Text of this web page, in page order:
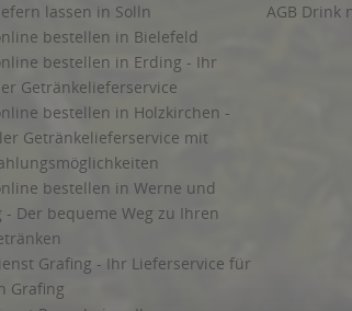
lassen in Solln
bestellen in Bielefeld
bestellen in Erding - Ihr
Getränkelieferservice
bestellen in Holzkirchen -
Getränkelieferservice mit
bestellen in Werne und
- Der bequeme Weg zu Ihren
Grafing - Ihr Lieferservice für
Grafing
AGB Drink